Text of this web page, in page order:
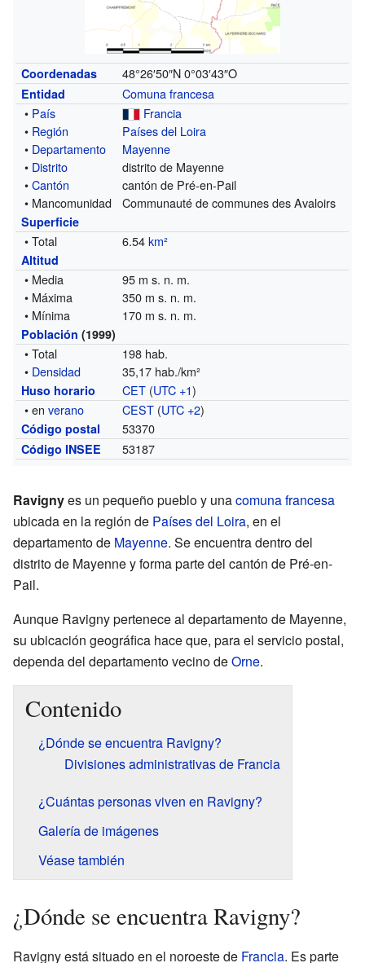
Coordenadas 48°26′50″N 0°03′43″O
Entidad
Comuna francesa
• País
Francia
• Región
Países del Loira
• Departamento
Mayenne
• Distrito
distrito de Mayenne
•Cantón
cantón de Pré-en-Pail
• Mancomunidad
Communauté de communes des Avaloirs
Superficie
• Total 6.54km²
Altitud
• Media
95 m s. n. m.
• Máxima
350 m s. n. m.
• Mínima
170 m s. n. m.
Población (1999)
• Total
198 hab.
• Densidad 35,17 hab./km²
Huso horario CET (UTC +1)
• enverano CEST (UTC +2)
Código postal 53370
Código INSEE 53187
Ravignyes un pequeño pueblo y unacomuna francesa
ubicada en la región de Países del Loira, en el
departamento de Mayenne. Se encuentra dentro del
distrito de Mayenne y forma parte del cantón de Pré-en-
Pail.
Aunque Ravigny pertenece al departamento de Mayenne,
su ubicación geográfica hace que, para el servicio postal,
dependa del departamento vecino deOrne.
Contenido
¿Dónde se encuentra Ravigny?
Divisiones administrativas de Francia
¿Cuántas personas viven en Ravigny?
Galería de imágenes
Véase también
¿Dónde se encuentra Ravigny?
Ravigny está situado en el noroeste de Francia. Es parte